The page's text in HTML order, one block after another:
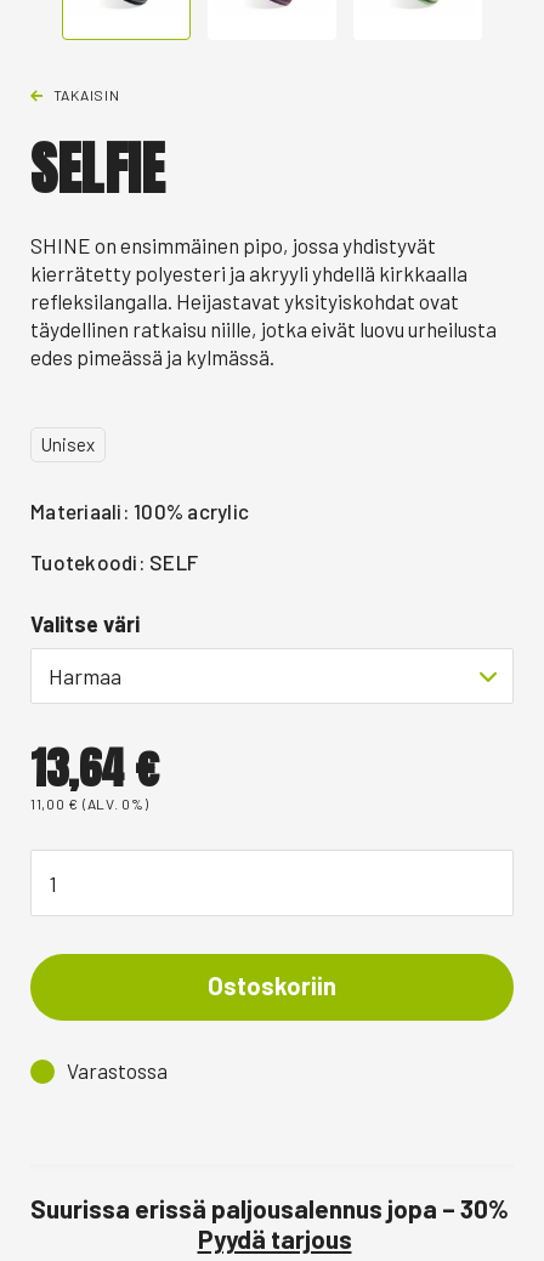
TAKAISIN
SELFIE
SHINE on ensimmäinen pipo, jossa yhdistyvät
kierrätetty polyesteri ja akryyli yhdellä kirkkaalla
refleksilangalla. Heijastavat yksityiskohdat ovat
täydellinen ratkaisu niille, jotka eivät luovu urheilusta
edes pimeässä ja kylmässä.
Unisex
Materiaali: 100% acrylic
Tuotekoodi: SELF
Valitse väri
Harmaa
13,64€
11,00 € (ALV. 0%)
Ostoskoriin
Varastossa
Suurissa erissä paljousalennus jopa – 30%
Pyydä tarjous